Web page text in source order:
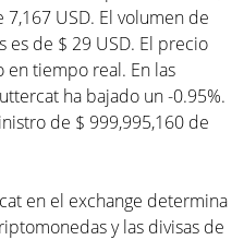
USD. El volumen de
es de $ 29 USD. El precio
en tiempo real. En las
ha bajado un -0.95%.
de $ 999,995,160 de
en el exchange determina
y las divisas de